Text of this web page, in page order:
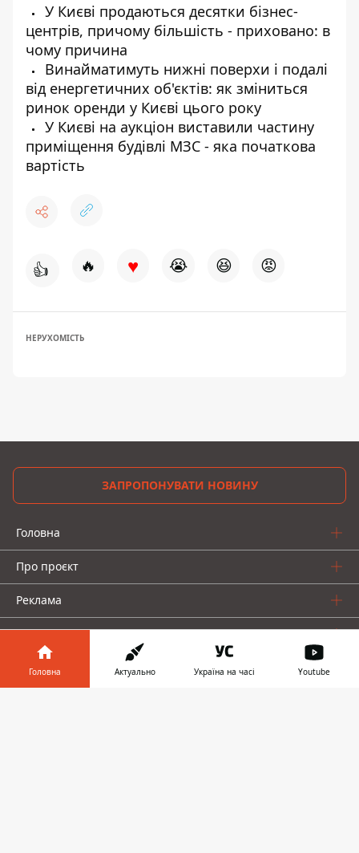
У Києві продаються десятки бізнес-
центрів, причому більшість - приховано: в
чому причина
Винайматимуть нижні поверхи і подалі
від енергетичних об'єктів: як зміниться
ринок оренди у Києві цього року
У Києві на аукціон виставили частину
приміщення будівлі МЗС - яка початкова
вартість
👍 🔥 ♥ 😭 😆 😡
НЕРУХОМІСТЬ
ЗАПРОПОНУВАТИ НОВИНУ
Головна
Про проєкт
Реклама
Про нас
Головна Актуально Україна на часі Youtube